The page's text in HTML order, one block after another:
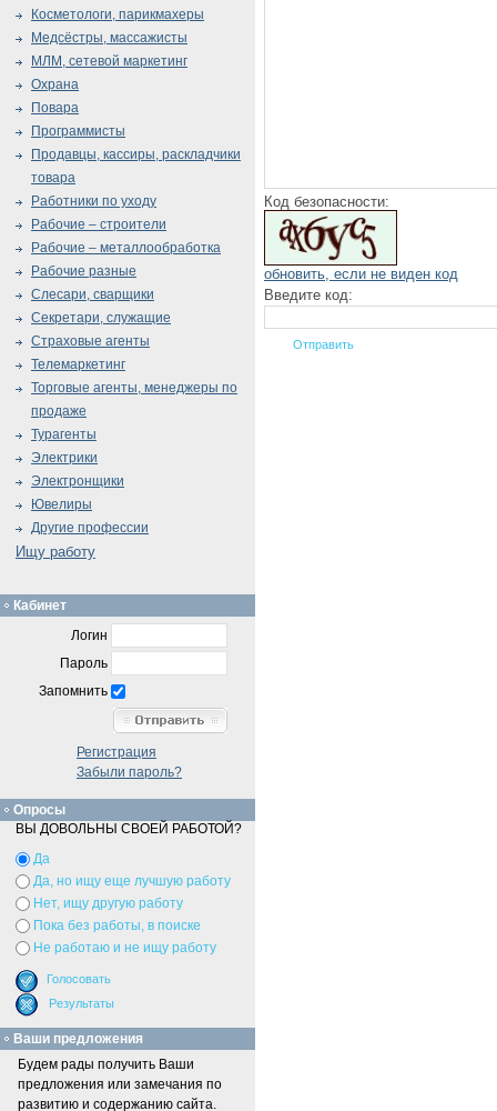
Код безопасности:
обновить, если не виден код
Введите код:
Косметологи, парикмахеры
Медсёстры, массажисты
МЛМ, сетевой маркетинг
Охрана
Повара
Программисты
Продавцы, кассиры, раскладчики
товара
Работники по уходу
Рабочие – строители
Рабочие – металлообработка
Рабочие разные
Слесари, сварщики
Секретари, служащие
Страховые агенты
Телемаркетинг
Торговые агенты, менеджеры по
продаже
Турагенты
Электрики
Электронщики
Ювелиры
Другие профессии
Ищу работу
Кабинет
Логин
Пароль
Запомнить
Регистрация
Забыли пароль?
Опросы
ВЫ ДОВОЛЬНЫ СВОЕЙ РАБОТОЙ?
Да
Да, но ищу еще лучшую работу
Нет, ищу другую работу
Пока без работы, в поиске
Не работаю и не ищу работу
Ваши предложения
Будем рады получить Ваши
предложения или замечания по
развитию и содержанию сайта.